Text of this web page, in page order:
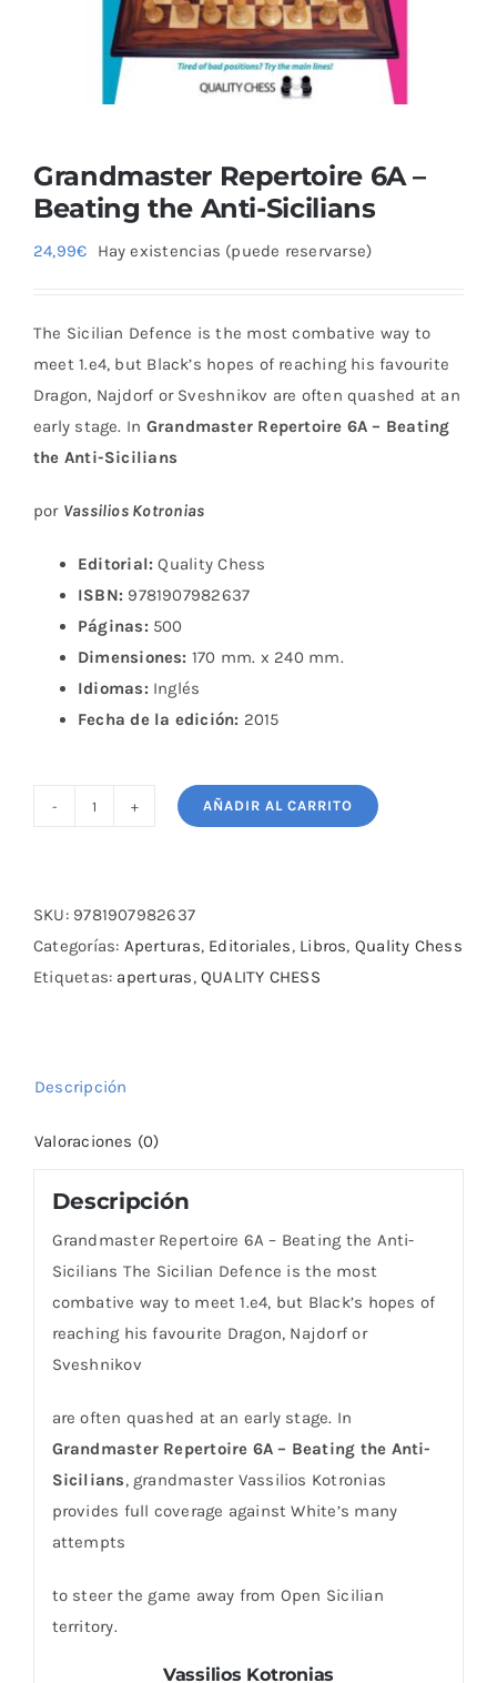
Grandmaster Repertoire 6A –
Beating the Anti-Sicilians
24,99€ Hay existencias (puede reservarse)
The Sicilian Defence is the most combative way to
meet 1.e4, but Black’s hopes of reaching his favourite
Dragon, Najdorf or Sveshnikov are often quashed at an
early stage. In Grandmaster Repertoire 6A – Beating
the Anti-Sicilians
por Vassilios Kotronias
Editorial: Quality Chess
ISBN: 9781907982637
Páginas: 500
Dimensiones: 170 mm. x 240 mm.
Idiomas: Inglés
Fecha de la edición: 2015
Grandmaster
-
Beating
the
AÑADIR AL CARRITO
SKU: 9781907982637
Categorías: Aperturas, Editoriales, Libros, Quality Chess
Etiquetas: aperturas, QUALITY CHESS
Descripción
Valoraciones (0)
Descripción
Grandmaster Repertoire 6A – Beating the Anti-
Sicilians The Sicilian Defence is the most
combative way to meet 1.e4, but Black’s hopes of
reaching his favourite Dragon, Najdorf or
Sveshnikov
are often quashed at an early stage. In
Grandmaster Repertoire 6A – Beating the Anti-
Sicilians, grandmaster Vassilios Kotronias
provides full coverage against White’s many
attempts
to steer the game away from Open Sicilian
territory.
Vassilios Kotronias